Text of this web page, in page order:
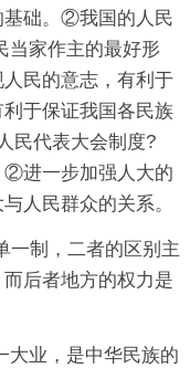
基础。②我国的人民
当家作主的最好形
民的意志，有利于
于保证我国各民族
民代表大会制度?
进一步加强人大的
人民群众的关系。
制，二者的区别主
后者地方的权力是
业，是中华民族的